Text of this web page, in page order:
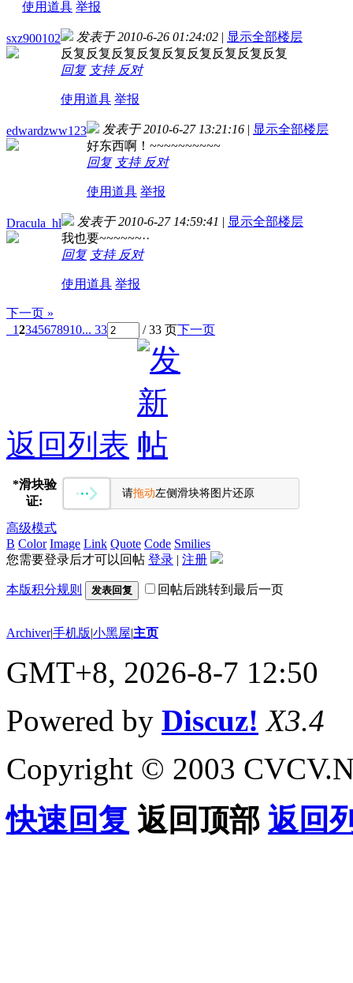
使用道具 举报
sxz900102 发表于 2010-6-26 01:24:02 | 显示全部楼层
反复反复反复反复反复反复反复反复反复
回复 支持 反对
使用道具 举报
edwardzww123 发表于 2010-6-27 13:21:16 | 显示全部楼层
好东西啊！~~~~~~~~~~
回复 支持 反对
使用道具 举报
Dracula_hl 发表于 2010-6-27 14:59:41 | 显示全部楼层
我也要~~~~~~··
回复 支持 反对
使用道具 举报
下一页 »
12345678910... 33 / 33 页下一页
返回列表
*滑块验
证:
请拖动左侧滑块将图片还原
高级模式
B Color Image Link Quote Code Smilies
您需要登录后才可以回帖 登录 | 注册
本版积分规则 发表回复 回帖后跳转到最后一页
Archiver|手机版|小黑屋|主页
GMT+8, 2026-8-7 12:50
Powered by Discuz! X3.4
Copyright © 2003
快速回复 返回顶部 返回